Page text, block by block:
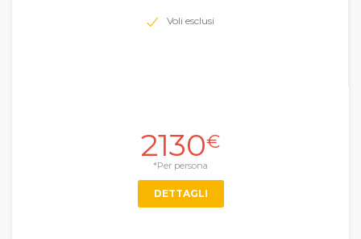
Voli esclusi
2130€
*Per persona
DETTAGLI